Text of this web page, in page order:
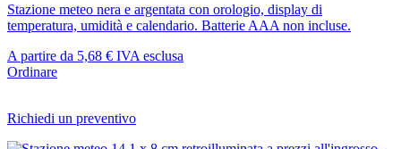
Stazione meteo nera e argentata con orologio, display di
temperatura, umidità e calendario. Batterie AAA non incluse.
A partire da 5,68 € IVA esclusa
Ordinare
Richiedi un preventivo